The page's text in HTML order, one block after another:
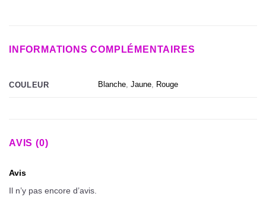
INFORMATIONS COMPLÉMENTAIRES
COULEUR Blanche,Jaune, Rouge
AVIS (0)
Avis
Il n’y pas encore d’avis.